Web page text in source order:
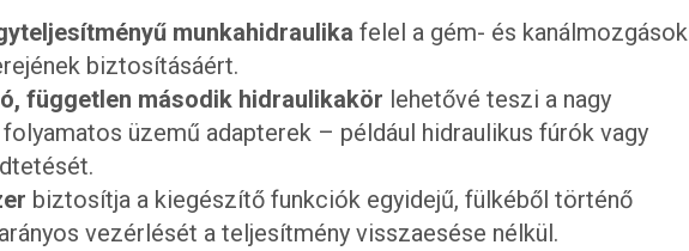
munkahidraulika felel a gém- és kanálmozgások
biztosításáért.
független második hidraulikakör lehetővé teszi a nagy
üzemű adapterek – például hidraulikus fúrók vagy
biztosítja a kiegészítő funkciók egyidejű, fülkéből történő
vezérlését a teljesítmény visszaesése nélkül.